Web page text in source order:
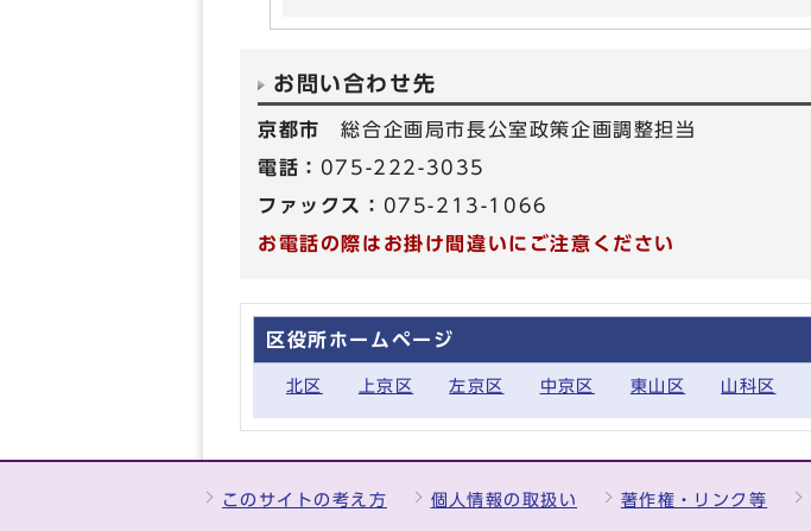
お問い合わせ先
京都市総合企画局市長公室政策企画調整担当
電話： 075-222-3035
ファックス： 075-213-1066
お電話の際はお掛け間違いにご注意ください
区役所ホームページ
北区 上京区 左京区 中京区 東山区 山科区
このサイトの考え方 個人情報の取扱い 著作権・リンク等